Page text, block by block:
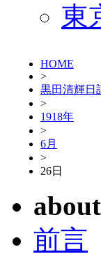
東
HOME
>
黒田清輝日
>
1918年
>
6月
>
26日
about
前言